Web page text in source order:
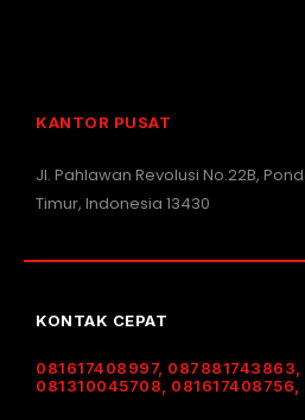
KANTOR PUSAT
Jl. Pahlawan Revolusi No.22B,
Timur, Indonesia 13430
KONTAK CEPAT
081617408997, 087881743863,
081310045708, 081617408756,